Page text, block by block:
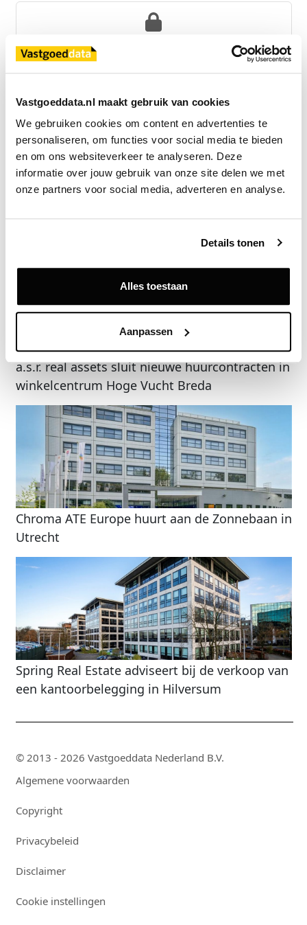
Vastgoeddata.nl maakt gebruik van cookies
We gebruiken cookies om content en advertenties te
personaliseren, om functies voor social media te bieden
en om ons websiteverkeer te analyseren. Deze
informatie over jouw gebruik van onze site delen we met
onze partners voor social media, adverteren en analyse.
Details tonen
Alles toestaan
Aanpassen
Exclusief voor licentiehouders
Vraag een demo aan
Terug
Gerelateerde nieuwsberichten
a.s.r. real assets sluit nieuwe huurcontracten in
winkelcentrum Hoge Vucht Breda
Chroma ATE Europe huurt aan de Zonnebaan in
Utrecht
Spring Real Estate adviseert bij de verkoop van
een kantoorbelegging in Hilversum
© 2013 - 2026 Vastgoeddata Nederland B.V.
Algemene voorwaarden
Copyright
Privacybeleid
Disclaimer
Cookie instellingen